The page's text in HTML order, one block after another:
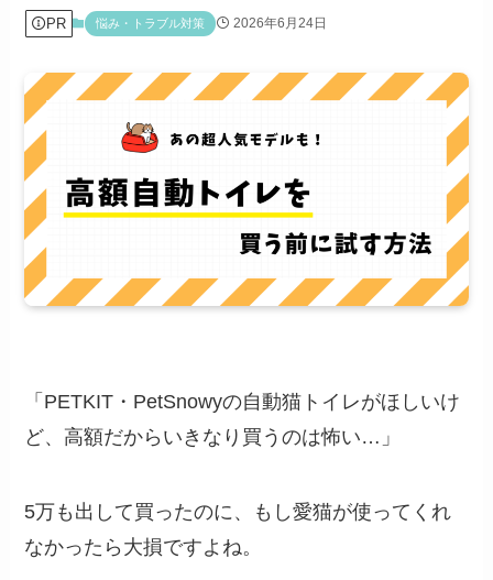
PR 悩み・トラブル対策 2026年6月24日
「PETKIT・PetSnowyの自動猫トイレがほしいけ
ど、高額だからいきなり買うのは怖い…」
5万も出して買ったのに、もし愛猫が使ってくれ
なかったら大損ですよね。